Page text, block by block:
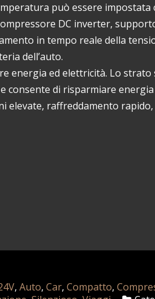
può essere impostata
DC inverter,
in tempo reale della
dell’auto.
energia ed elettricità. Lo
consente di risparmiare
raffreddamento
,Auto,Car,Compatto,